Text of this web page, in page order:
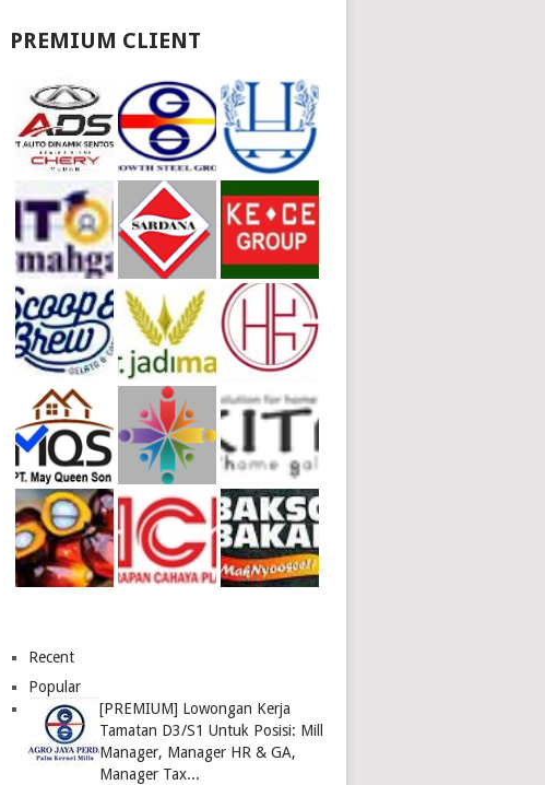
PREMIUM CLIENT
Recent
Popular
[PREMIUM] Lowongan Kerja
Tamatan D3/S1 Untuk Posisi: Mill
Manager, Manager HR & GA,
Manager Tax...